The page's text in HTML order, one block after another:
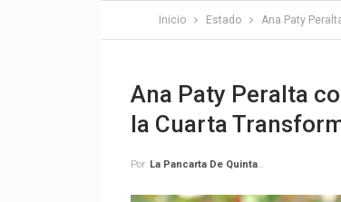
Inicio Estado Ana Paty
Ana Paty Peralta
la Cuarta
Por La Pancarta De Quintana Roo